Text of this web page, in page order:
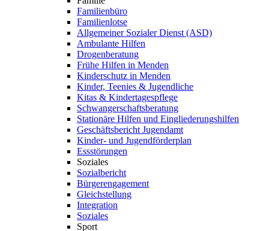
Familienbüro
Familienlotse
Allgemeiner Sozialer Dienst (ASD)
Ambulante Hilfen
Drogenberatung
Frühe Hilfen in Menden
Kinderschutz in Menden
Kinder, Teenies & Jugendliche
Kitas & Kindertagespflege
Schwangerschaftsberatung
Stationäre Hilfen und Eingliederungshilfen
Geschäftsbericht Jugendamt
Kinder- und Jugendförderplan
Essstörungen
Soziales
Sozialbericht
Bürgerengagement
Gleichstellung
Integration
Soziales
Sport